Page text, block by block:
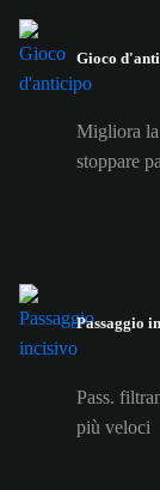
Gioco
Migliora
stoppare
Passaggio
Pass.
più veloci